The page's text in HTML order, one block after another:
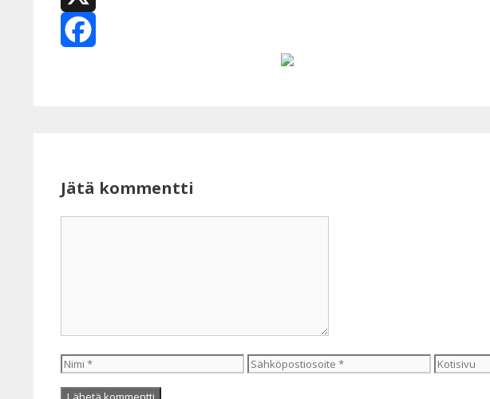
X
Jätä kommentti
Nimi Sähköpostiosoite Kotisivu